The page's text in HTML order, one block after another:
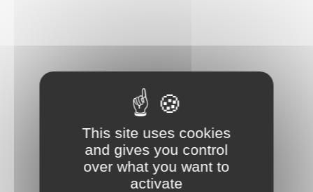
This site uses cookies
and gives you control
over what you want to
activate